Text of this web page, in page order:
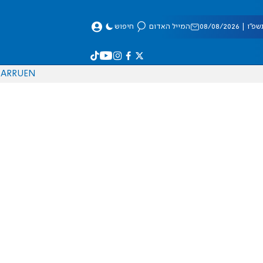
08/2026 המייל האדום חיפוש
EN
RU
AR